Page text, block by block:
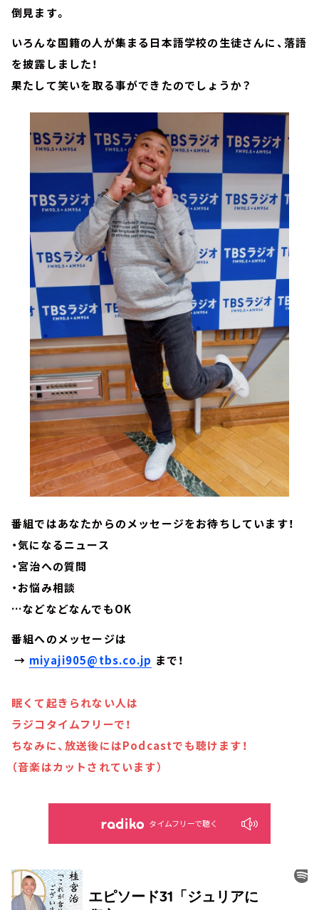
倒見ます。
いろんな国籍の人が集まる日本語学校の生徒さんに、落語
を披露しました！
果たして笑いを取る事ができたのでしょうか？
番組ではあなたからのメッセージをお待ちしています！
・気になるニュース
・宮治への質問
・お悩み相談
…などなどなんでもOK
番組へのメッセージは
→ miyaji905@tbs.co.jp まで！
眠くて起きられない人は
ラジコタイムフリーで！
ちなみに、放送後にはPodcastでも聴けます！
（音楽はカットされています）
タイムフリーで聴く